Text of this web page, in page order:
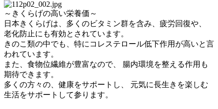
～きくらげの高い栄養価～
日本きくらげは、多くのビタミン群を含み、疲労回復や、
老化防止にも有効とされています。
きのこ類の中でも、特にコレステロール低下作用が高いと言
われています。
また、食物位繊維が豊富なので、 腸内環境を整える作用も
期待できます。
多くの方々の、健康をサポートし、 元気に長生きを楽しむ
生活をサポートして参ります。